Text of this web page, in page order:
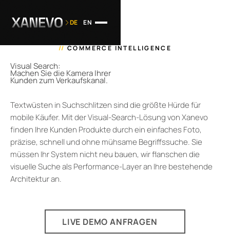
DE EN
//COMMERCE INTELLIGENCE
Visual Search:
Machen Sie die Kamera Ihrer
Kunden zum Verkaufskanal.
Textwüsten in Suchschlitzen sind die größte Hürde für
mobile Käufer. Mit der Visual-Search-Lösung von Xanevo
finden Ihre Kunden Produkte durch ein einfaches Foto,
präzise, schnell und ohne mühsame Begriffssuche. Sie
müssen Ihr System nicht neu bauen, wir flanschen die
visuelle Suche als Performance-Layer an Ihre bestehende
Architektur an.
LIVE DEMO ANFRAGEN